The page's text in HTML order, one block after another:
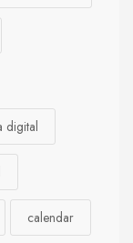
digital
calendar